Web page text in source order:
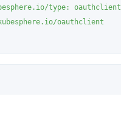
type: oauthclient
oauthclient